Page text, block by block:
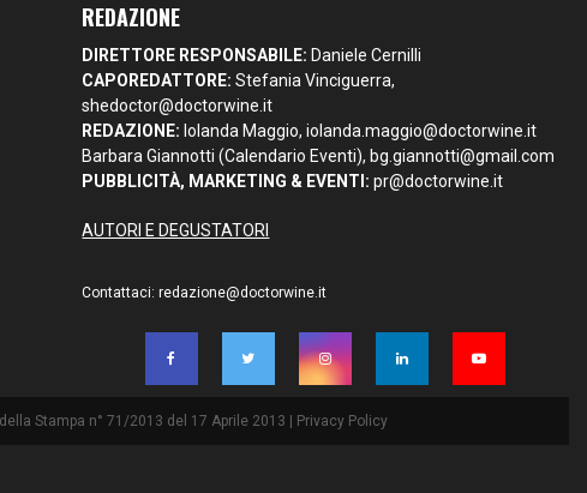
REDAZIONE
DIRETTORE RESPONSABILE: Daniele Cernilli
CAPOREDATTORE: Stefania Vinciguerra,
shedoctor@doctorwine.it
REDAZIONE: Iolanda Maggio,iolanda.maggio@doctorwine.it
Barbara Giannotti (Calendario Eventi), bg.giannotti@gmail.com
PUBBLICITÀ, MARKETING & EVENTI: pr@doctorwine.it
AUTORI E DEGUSTATORI
Contattaci:redazione@doctorwine.it
Stampa n° 71/2013 del 17 Aprile 2013 | Privacy Policy